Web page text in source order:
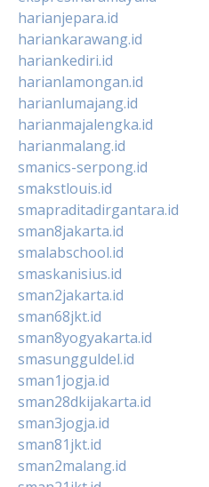
harianjepara.id
hariankarawang.id
hariankediri.id
harianlamongan.id
harianlumajang.id
harianmajalengka.id
harianmalang.id
smanics-serpong.id
smakstlouis.id
smapraditadirgantara.id
sman8jakarta.id
smalabschool.id
smaskanisius.id
sman2jakarta.id
sman68jkt.id
sman8yogyakarta.id
smasungguldel.id
sman1jogja.id
sman28dkijakarta.id
sman3jogja.id
sman81jkt.id
sman2malang.id